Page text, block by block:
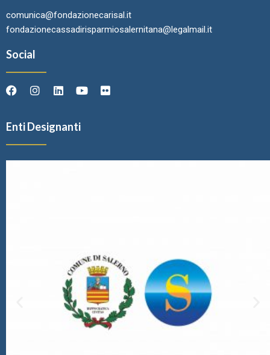
comunica@fondazionecarisal.it
fondazionecassadirisparmiosalernitana@legalmail.it
Social
Enti Designanti